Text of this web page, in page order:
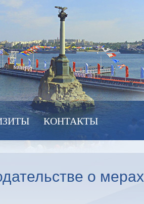
КОНТАКТЫ
о мерах